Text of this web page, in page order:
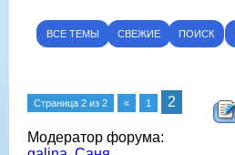
ВСЕ ТЕМЫ СВЕЖИЕ ПОИСК
Страница 2 из 2 « 1 2
Модератор форума: